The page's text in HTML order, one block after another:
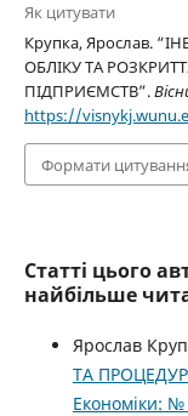
Як цитувати
Крупка, Ярослав.
ОБЛІКУ ТА
ПІДПРИЄМСТВ”.
https://
Формати
Статті цього
найбільше
Ярослав
ТА
Економіки: